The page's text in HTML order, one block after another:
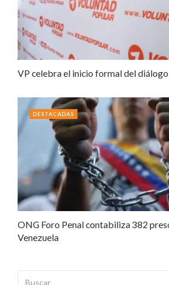
VP celebra el inicio formal del
ONG Foro Penal contabiliza 382
Venezuela
DESTACADAS